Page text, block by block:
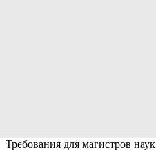
Требования для магистров наук